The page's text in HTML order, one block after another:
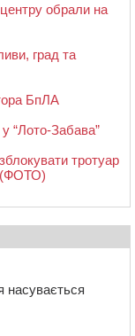
центру обрали на
град та
БпЛА
“Лото-Забава”
тротуар
(ФОТО)
насувається